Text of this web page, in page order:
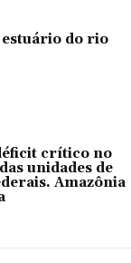
estuário do rio
crítico no
unidades de
Amazônia